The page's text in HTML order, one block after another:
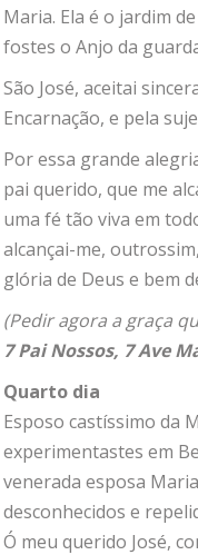
Maria. Ela é o jardim
fostes o Anjo da
São José, aceitai
Encarnação, e pela
Por essa grande
pai querido, que me
uma fé tão viva em
alcançai-me,
glória de Deus e bem
(Pedir agora a graça
7 Pai Nossos, 7 Ave
Quarto dia
Esposo castíssimo da
experimentastes em
venerada esposa
desconhecidos e
Ó meu querido José,